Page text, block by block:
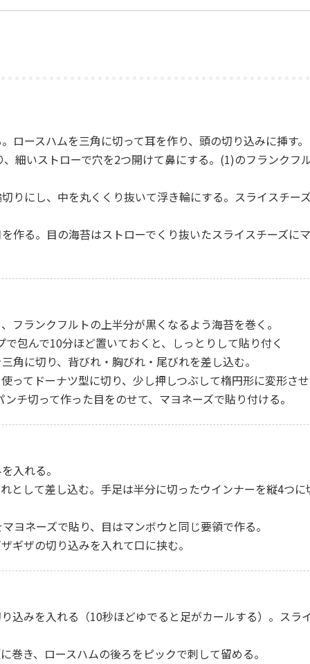
ロースハムを三角に切って耳を作り、頭の切り込みに挿す。
細いストローで穴を2つ開けて鼻にする。(1)のフランクフ
りにし、中を丸くくり抜いて浮き輪にする。スライスチー
作る。目の海苔はストローでくり抜いたスライスチーズに
フランクフルトの上半分が黒くなるよう海苔を巻く。
包んで10分ほど置いておくと、しっとりして貼り付く
角に切り、背びれ・胸びれ・尾びれを差し込む。
ってドーナツ型に切り、少し押しつぶして楕円形に変形さ
チ切って作った目をのせて、マヨネーズで貼り付ける。
入れる。
として差し込む。手足は半分に切ったウインナーを縦4つ
ヨネーズで貼り、目はマンボウと同じ要領で作る。
ギザの切り込みを入れて口に挟む。
込みを入れる（10秒ほどゆでると足がカールする）。スラ
巻き、ロースハムの後ろをピックで刺して留める。